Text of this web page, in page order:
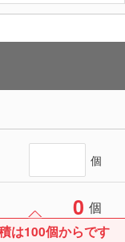
個
0 個
は100個からです